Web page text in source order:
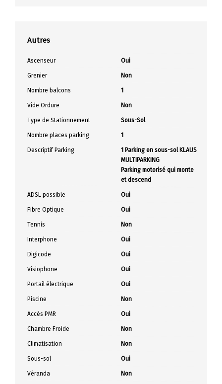
Autres
Ascenseur Oui
Grenier Non
Nombre balcons 1
Vide Ordure Non
Type de Stationnement Sous-Sol
Nombre places parking 1
Descriptif Parking
1 Parking en sous-sol KLAUS
MULTIPARKING
Parking motorisé qui monte
et descend
ADSL possible Oui
Fibre Optique Oui
Tennis Non
Interphone Oui
Digicode Oui
Visiophone Oui
Portail électrique Oui
Piscine Non
Accès PMR Oui
Chambre Froide Non
Climatisation Non
Sous-sol Oui
Véranda Non